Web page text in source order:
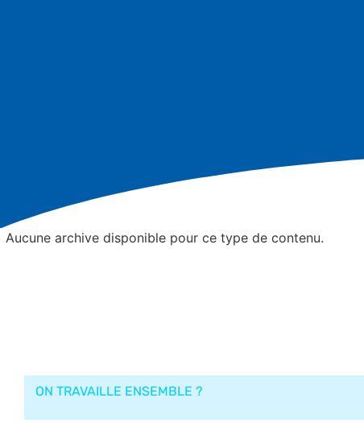
Aucune archive disponible pour ce type de contenu.
ON TRAVAILLE ENSEMBLE ?